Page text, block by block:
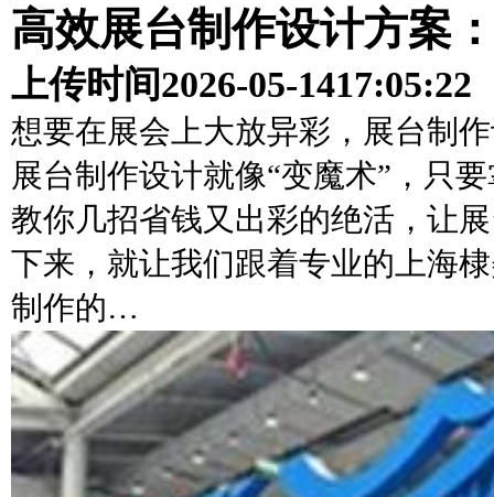
高效展台制作设计方案
上传时间2026-05-1417:05:22
想要在展会上大放异彩，展台制
展台制作设计就像“变魔术”，只
教你几招省钱又出彩的绝活，让
下来，就让我们跟着专业的上海
制作的…